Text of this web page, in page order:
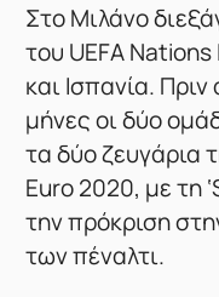
Στο Μιλάνο
του UEFA
και Ισπανία.
μήνες οι δύο
τα δύο ζευγάρια
Euro 2020, με τη
την πρόκριση
των πέναλτι.